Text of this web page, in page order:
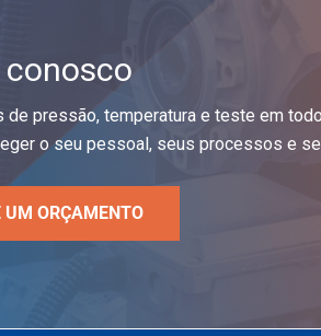
conosco
pressão, temperatura e teste em
o seu pessoal, seus processos e
UM ORÇAMENTO